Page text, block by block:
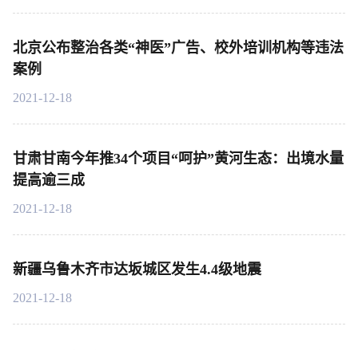
北京公布整治各类“神医”广告、校外培训机构等违法
案例
2021-12-18
甘肃甘南今年推34个项目“呵护”黄河生态：出境水量
提高逾三成
2021-12-18
新疆乌鲁木齐市达坂城区发生4.4级地震
2021-12-18